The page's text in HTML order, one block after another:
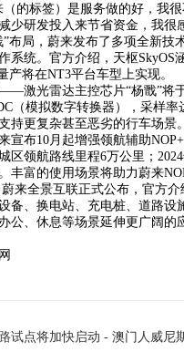
的标签）是服务做的好，我
少研发投入来节省资金，我
布局，蔚来发布了多项全新
系统。官方介绍，天枢
产将在NT3平台车型上实现。
激光雷达主控芯片“杨戬”将
（模拟数字转换器），采样
持更复杂甚至恶劣的行车场景
宣布10月起增强领航辅助
区领航路线里程6万公里；
丰富的使用场景将助力蔚来
来全景互联正式公布，官方
备、换电站、充电桩、道路
公、休息等场景延伸更广阔的
试点将加快启动 - 澳门人威尼